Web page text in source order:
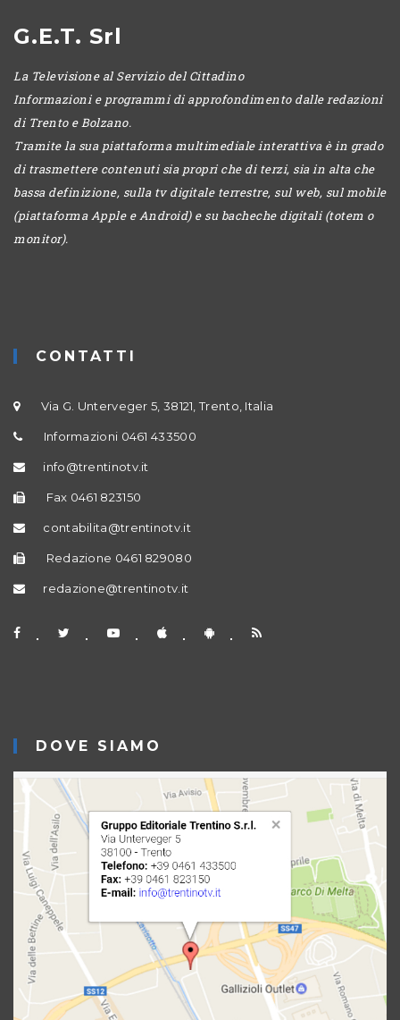
G.E.T. Srl
La Televisione al Servizio del Cittadino
Informazioni e programmi di approfondimento dalle redazioni
di Trento e Bolzano.
Tramite la sua piattaforma multimediale interattiva è in grado
di trasmettere contenuti sia propri che di terzi, sia in alta che
bassa definizione, sulla tv digitale terrestre, sul web, sul mobile
(piattaforma Apple e Android) e su bacheche digitali (totem o
monitor).
CONTATTI
Via G. Unterveger 5, 38121, Trento, Italia
Informazioni 0461 433500
info@trentinotv.it
Fax 0461 823150
contabilita@trentinotv.it
Redazione 0461 829080
redazione@trentinotv.it
DOVE SIAMO